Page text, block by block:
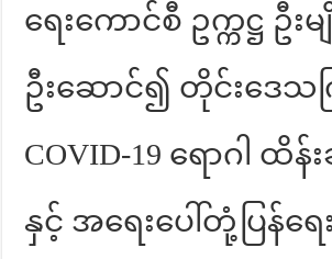
ရေးကောင်စီ ဥက္ကဋ္ဌ ဦး
ဦးဆောင်၍ တိုင်းဒေသ
COVID-19 ရောဂါ ထိန်
နှင့် အရေးပေါ်တုံ့ပြန်ရ